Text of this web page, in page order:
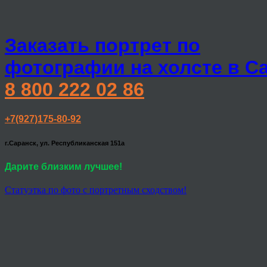
Заказать портрет по
фотографии на холсте в
8 800 222 02 86
+7(927)175-80-92
г.Саранск, ул. Республиканская 151а
Дарите близким лучшее!
Статуэтка по фото с портретным сходством!